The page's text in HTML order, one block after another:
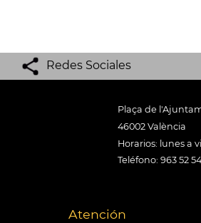
Redes Sociales
Plaça de
46002 València
Horarios: lunes a
Teléfono: 963 52
Atención